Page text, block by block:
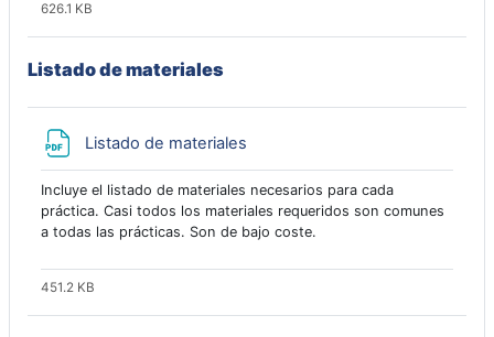
626.1 KB
Listado de materiales
Listado de materiales
Incluye el listado de materiales necesarios para cada
práctica. Casi todos los materiales requeridos son comunes
a todas las prácticas. Son de bajo coste.
451.2 KB